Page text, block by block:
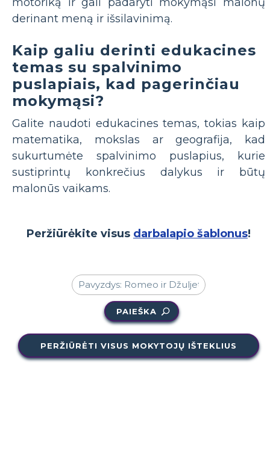
derinant meną ir išsilavinimą.
Kaip galiu derinti edukacines
temas su spalvinimo
puslapiais, kad pagerinčiau
mokymąsi?
Galite naudoti edukacines temas, tokias kaip
matematika, mokslas ar geografija, kad
sukurtumėte spalvinimo puslapius, kurie
sustiprintų konkrečius dalykus ir būtų
malonūs vaikams.
Peržiūrėkite visus darbalapio šablonus!
PAIEŠKA
PERŽIŪRĖTI VISUS MOKYTOJŲ IŠTEKLIUS